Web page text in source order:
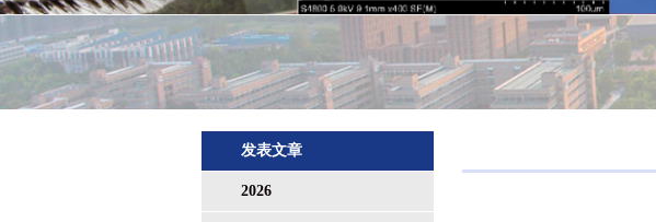
发表文章
2026